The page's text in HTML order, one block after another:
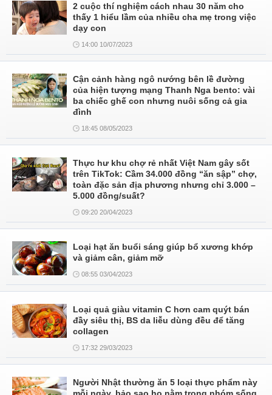
2 cuộc thí nghiệm cách nhau 30 năm cho
thấy 1 hiểu lầm của nhiều cha mẹ trong việc
dạy con
14:00 10/07/2023
Cận cảnh hàng ngô nướng bên lề đường
của hiện tượng mạng Thanh Nga bento: vài
ba chiếc ghế con nhưng nuôi sống cả gia
đình
18:45 08/05/2023
Thực hư khu chợ rẻ nhất Việt Nam gây sốt
trên TikTok: Cầm 34.000 đồng “ăn sập” chợ,
toàn đặc sản địa phương nhưng chỉ 3.000 –
5.000 đồng/suất?
09:20 20/04/2023
Loại hạt ăn buổi sáng giúp bổ xương khớp
và giảm cân, giảm mỡ
08:55 03/04/2023
Loại quả giàu vitamin C hơn cam quýt bán
đầy siêu thị, BS da liễu dùng đều để tăng
collagen
17:32 29/03/2023
Người Nhật thường ăn 5 loại thực phẩm này